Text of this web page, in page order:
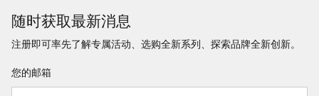
随时获取最新消息
注册即可率先了解专属活动、选购全新系列、探索品牌全新创新。
您的邮箱